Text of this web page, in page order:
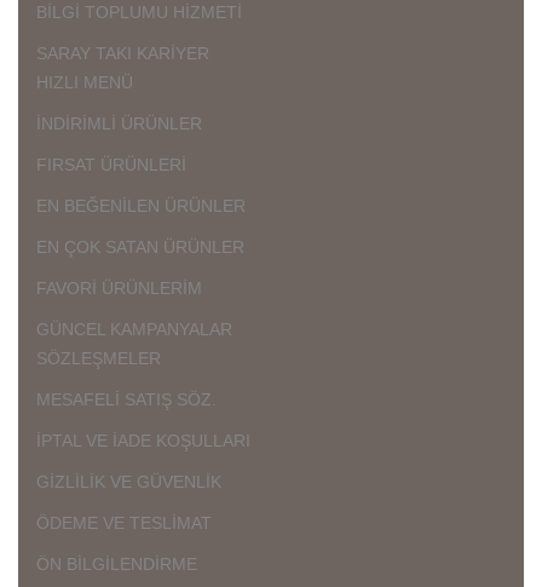
BİLGİ TOPLUMU HİZMETİ
SARAY TAKI KARİYER
HIZLI MENÜ
İNDİRİMLİ ÜRÜNLER
FIRSAT ÜRÜNLERİ
EN BEĞENİLEN ÜRÜNLER
EN ÇOK SATAN ÜRÜNLER
FAVORİ ÜRÜNLERİM
GÜNCEL KAMPANYALAR
SÖZLEŞMELER
MESAFELİ SATIŞ SÖZ.
İPTAL VE İADE KOŞULLARI
GİZLİLİK VE GÜVENLİK
ÖDEME VE TESLİMAT
ÖN BİLGİLENDİRME